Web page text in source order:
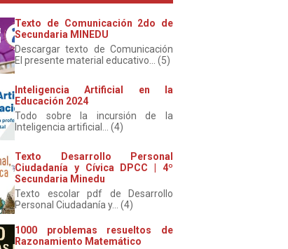
Texto de Comunicación 2do de
Secundaria MINEDU
Descargar texto de Comunicación
El presente material educativo... (5)
Inteligencia Artificial en la
Educación 2024
Todo sobre la incursión de la
Inteligencia artificial... (4)
Texto Desarrollo Personal
Ciudadanía y Cívica DPCC | 4º
Secundaria Minedu
Texto escolar pdf de Desarrollo
Personal Ciudadanía y... (4)
1000 problemas resueltos de
Razonamiento Matemático